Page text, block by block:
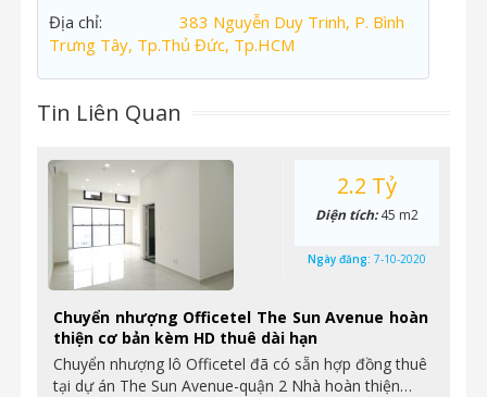
Địa chỉ:
383 Nguyễn Duy Trinh, P. Bình
Trưng Tây, Tp.Thủ Đức, Tp.HCM
Tin Liên Quan
Chuyển nhượng Officetel The Sun Avenue hoàn
thiện cơ bản kèm HD thuê dài hạn
Chuyển nhượng lô Officetel đã có sẵn hợp đồng thuê
tại dự án The Sun Avenue-quận 2 Nhà hoàn thiện…
2.2 Tỷ
Diện tích:45 m2
Ngày đăng: 7-10-2020